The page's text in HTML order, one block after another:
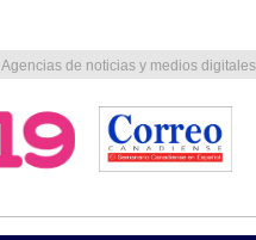
Agencias de noticias y medios digitales